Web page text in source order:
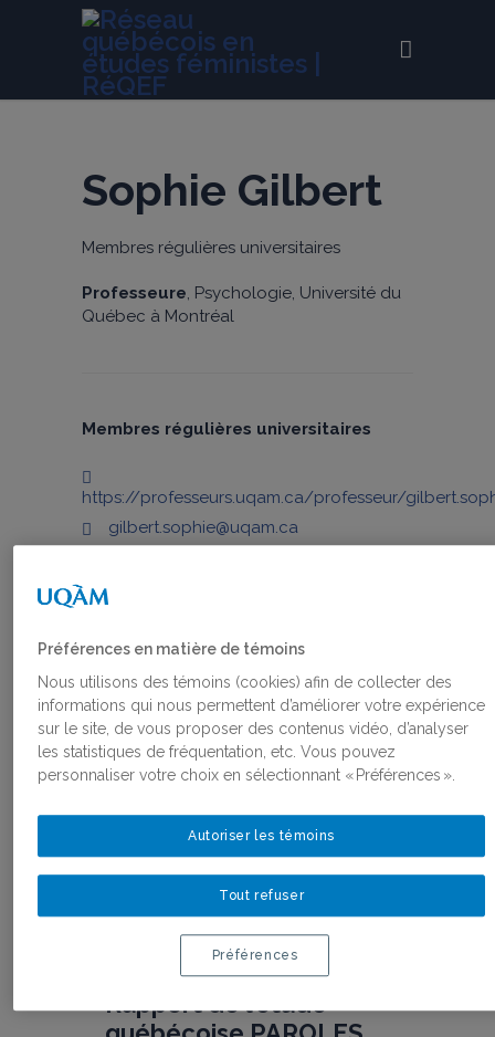
Sophie Gilbert
Membres régulières universitaires
Professeure, Psychologie, Université du
Québec à Montréal
Membres régulières universitaires
https://professeurs.uqam.ca/professeur/
gilbert.sophie@uqam.ca
PUBLICATIONS
ET
ACTIVITÉS
Rapport de l’étude
Préférences en matière de témoins
Nous utilisons des témoins (cookies) afin de collecter des
informations qui nous permettent d’améliorer votre expérience
sur le site, de vous proposer des contenus vidéo, d’analyser
les statistiques de fréquentation, etc. Vous pouvez
personnaliser votre choix en sélectionnant « Préférences ».
Tout refuser
Autoriser les témoins
Préférences